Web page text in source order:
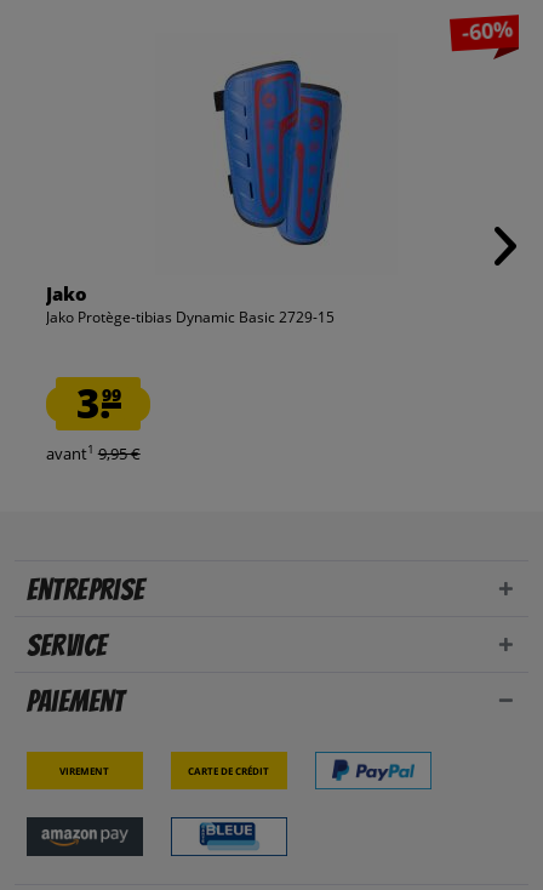
-60%
Jako
Jako Protège-tibias Dynamic Basic 2729-15
3.99
avant1 9,95 €
Entreprise
Service
Paiement
Virement Carte de crédit